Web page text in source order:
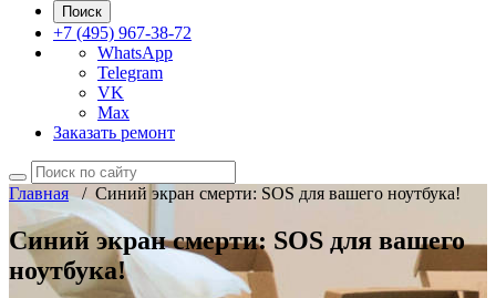
Поиск
+7 (495) 967-38-72
WhatsApp
Telegram
VK
Max
Заказать ремонт
Главная/ Синий экран смерти: SOS для вашего ноутбука!
Синий экран смерти: SOS для вашего
ноутбука!